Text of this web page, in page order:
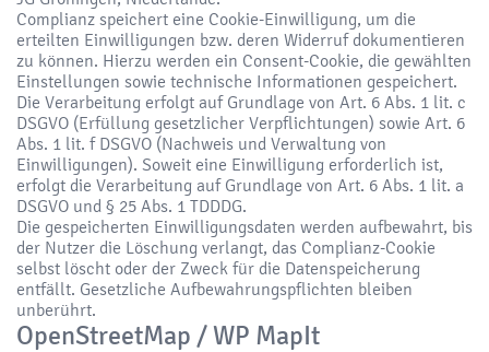
Complianz speichert eine Cookie-Einwilligung, um die
erteilten Einwilligungen bzw. deren Widerruf dokumentieren
zu können. Hierzu werden ein Consent-Cookie, die gewählten
Einstellungen sowie technische Informationen gespeichert.
Die Verarbeitung erfolgt auf Grundlage von Art. 6 Abs. 1 lit. c
DSGVO (Erfüllung gesetzlicher Verpflichtungen) sowie Art. 6
Abs. 1 lit. f DSGVO (Nachweis und Verwaltung von
Einwilligungen). Soweit eine Einwilligung erforderlich ist,
erfolgt die Verarbeitung auf Grundlage von Art. 6 Abs. 1 lit. a
DSGVO und § 25 Abs. 1 TDDDG.
Die gespeicherten Einwilligungsdaten werden aufbewahrt, bis
der Nutzer die Löschung verlangt, das Complianz-Cookie
selbst löscht oder der Zweck für die Datenspeicherung
entfällt. Gesetzliche Aufbewahrungspflichten bleiben
unberührt.
OpenStreetMap / WP MapIt